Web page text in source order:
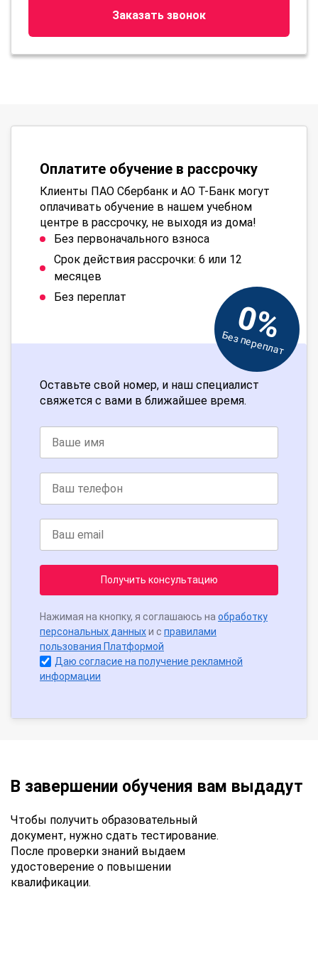
Заказать звонок
Оплатите обучение в рассрочку
Клиенты ПАО Сбербанк и АО Т-Банк могут
оплачивать обучение в нашем учебном
центре в рассрочку, не выходя из дома!
Без первоначального взноса
Срок действия рассрочки: 6 или 12
месяцев
Без переплат
0%
Без переплат
Оставьте свой номер, и наш специалист
свяжется с вами в ближайшее время.
Получить консультацию
Нажимая на кнопку, я соглашаюсь на обработку
персональных данныхи с правилами
пользования Платформой
Даю согласие на получение рекламной
информации
В завершении обучения вам выдадут
Чтобы получить образовательный
документ, нужно сдать тестирование.
После проверки знаний выдаем
удостоверение о повышении
квалификации.